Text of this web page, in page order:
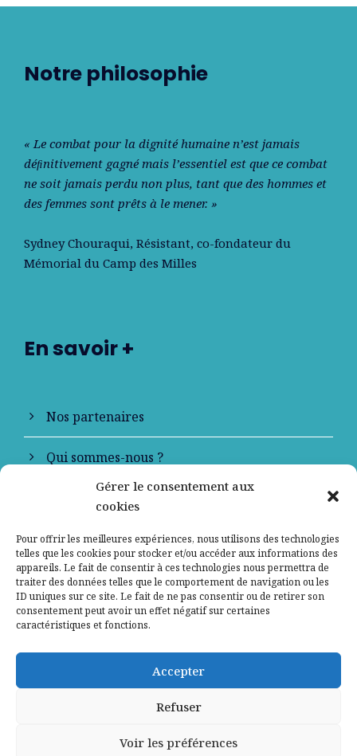
Gérer le consentement aux
cookies
Pour offrir les meilleures expériences, nous utilisons des technologies
telles que les cookies pour stocker et/ou accéder aux informations des
appareils. Le fait de consentir à ces technologies nous permettra de
traiter des données telles que le comportement de navigation ou les
ID uniques sur ce site. Le fait de ne pas consentir ou de retirer son
consentement peut avoir un effet négatif sur certaines
caractéristiques et fonctions.
Accepter
Refuser
Voir les préférences
Notre philosophie
« Le combat pour la dignité humaine n’est jamais
déﬁnitivement gagné mais l’essentiel est que ce combat
ne soit jamais perdu non plus, tant que des hommes et
des femmes sont prêts à le mener. »
Sydney Chouraqui, Résistant, co-fondateur du
Mémorial du Camp des Milles
En savoir +
Nos partenaires
Qui sommes-nous ?
Contactez-nous
Mentions légales
Politique de confidentialité